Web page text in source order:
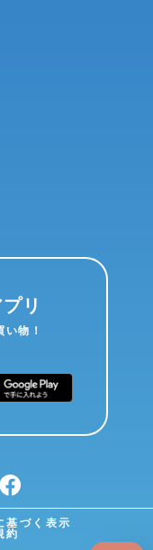
リ
物！
facebook
基づく表示
約